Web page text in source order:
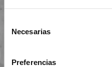
Necesarias
Preferencias